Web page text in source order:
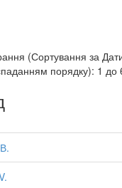
(Сортування за
порядку): 1 до